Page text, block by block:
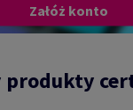
Załóż konto
produkty